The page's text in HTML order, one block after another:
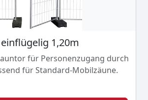
1,20m
für Personenzugang durch
für Standard-Mobilzäune.